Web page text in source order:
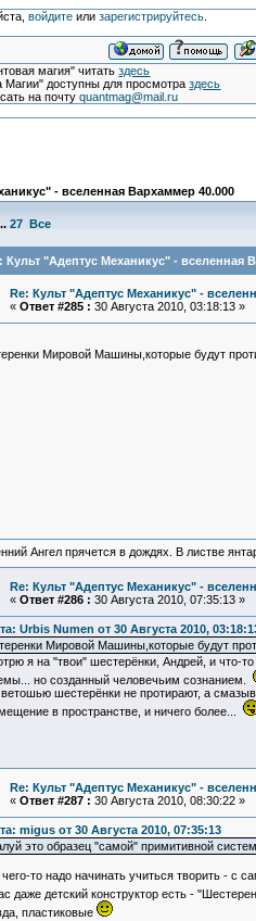
войдитеили зарегистрируйтесь.
магия" читатьздесь
Магии" доступны для просмотраздесь
на почтуquantmag@mail.ru
- вселенная Вархаммер 40.000
27 Все
Культ "Адептус Механикус" - вселенная
Re: Культ "Адептус Механикус" -
« Ответ #285 : 30 Августа 2010, 03:18:13 »
Мировой Машины,которые будут
Ангел прячется в дождях. В листве
Re: Культ "Адептус Механикус" -
« Ответ #286 : 30 Августа 2010, 07:35:13 »
Urbis Numen от 30 Августа 2010,
Мировой Машины,которые будут
я на "твои" шестерёнки, Андрей, и что-
но созданный человечьим сознанием.
шестерёнки не протирают, а
в пространстве, и ничего более...
Re: Культ "Адептус Механикус" -
« Ответ #287 : 30 Августа 2010, 08:30:22 »
migus от 30 Августа 2010, 07:35:13
это образец "самой" примитивной
чего-то надо начинать учиться творить - с
даже детский конструктор есть -
пластиковые